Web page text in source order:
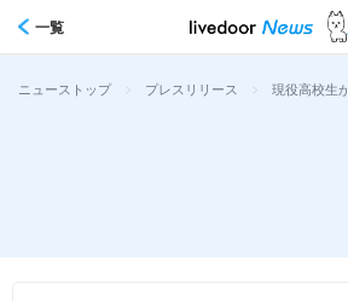
一覧
ニューストップ > プレスリリース > 現役高校生